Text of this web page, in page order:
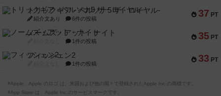
37 PT
トリックギア - ペルソナ5 ザ・ロイヤル-
紹介文あり 6件の投稿
35 PT
ノームズ・アット・ナイト
1件の投稿
33 PT
フィッシェン2
1件の投稿
※Apple、Apple のロゴ は、米国および他の国々で登録されたApple Inc.の商標です。
※App Store は、Apple Inc.のサービスマークです。